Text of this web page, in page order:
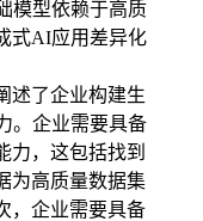
模型依赖于高质
式AI应用差异化
述了企业构建生
。企业需要具备
力，这包括找到
为高质量数据集
，企业需要具备